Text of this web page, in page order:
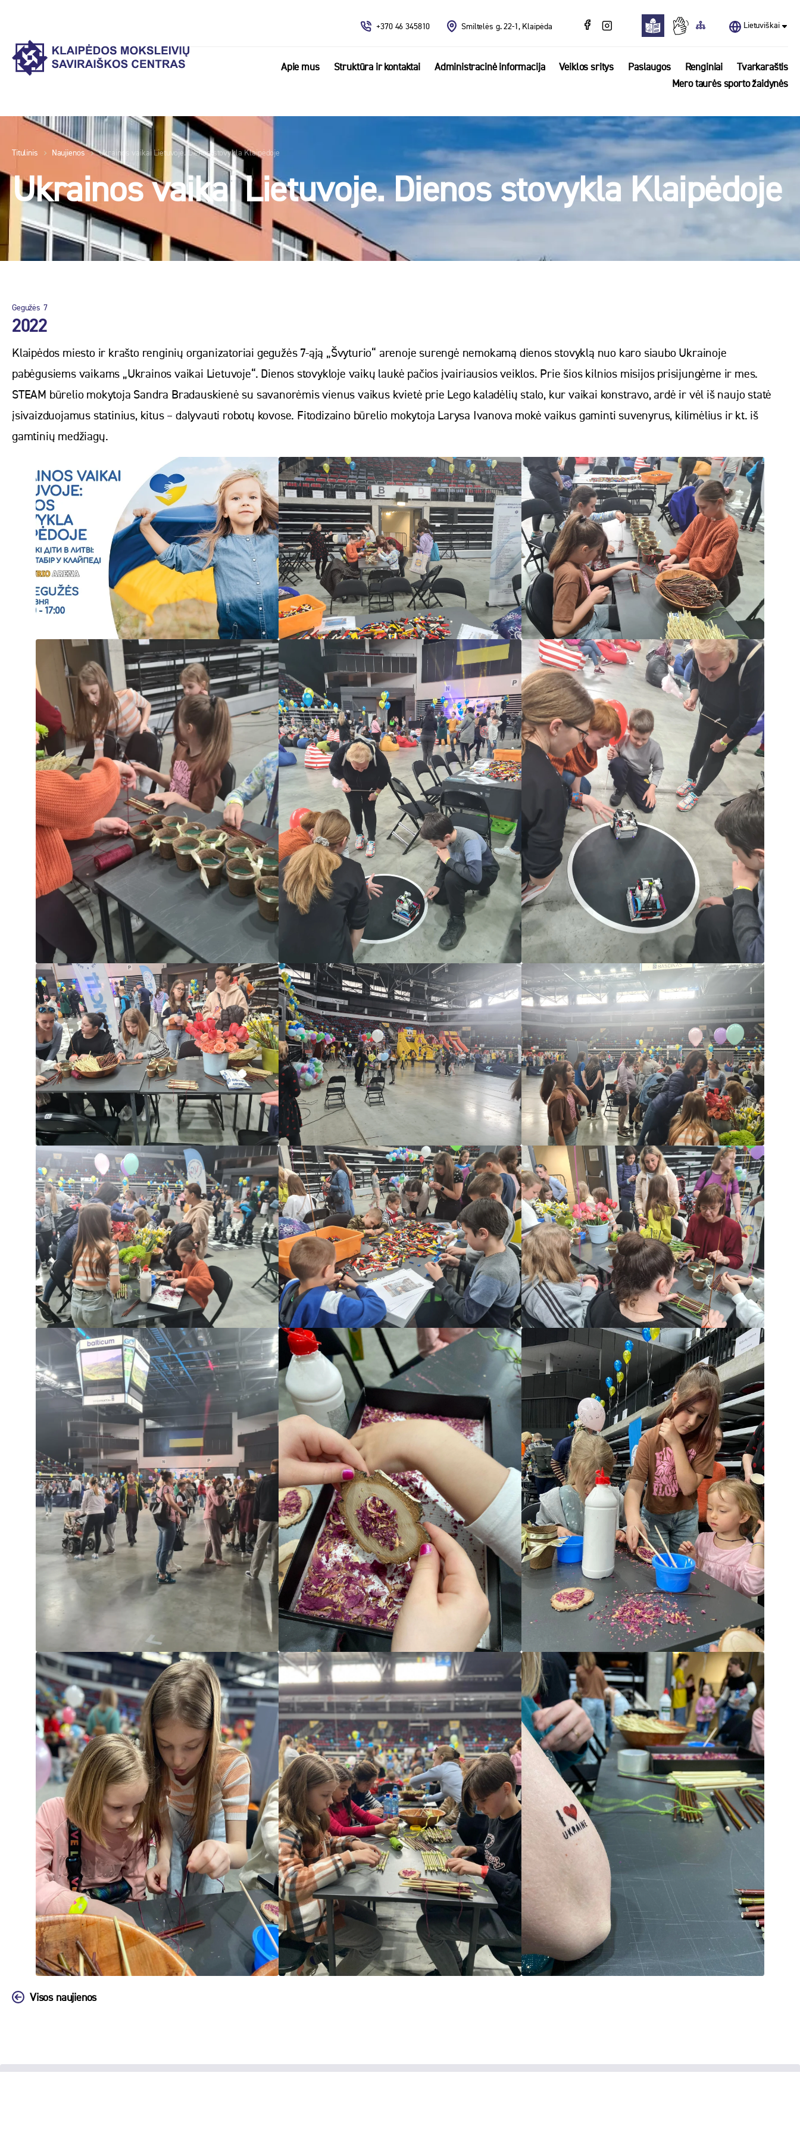
+370 46 345810 Smiltelės g. 22-1, Klaipėda Lietuviškai
Apie mus Struktūra ir kontaktai Administracinė informacija Veiklos sritys Paslaugos Renginiai
Tvarkaraštis
Mero taurės sporto žaidynės
Titulinis Naujienos Ukrainos vaikai Lietuvoje. Dienos stovykla Klaipėdoje
Ukrainos vaikai Lietuvoje. Dienos stovykla Klaipėdoje
Gegužės 7
2022
Klaipėdos miesto ir krašto renginių organizatoriai gegužės 7-ąją „Švyturio“ arenoje surengė nemokamą dienos stovyklą nuo karo siaubo Ukrainoje
pabėgusiems vaikams „Ukrainos vaikai Lietuvoje“. Dienos stovykloje vaikų laukė pačios įvairiausios veiklos. Prie šios kilnios misijos prisijungėme ir mes.
STEAM būrelio mokytoja Sandra Bradauskienė su savanorėmis vienus vaikus kvietė prie Lego kaladėlių stalo, kur vaikai konstravo, ardė ir vėl iš naujo statė
įsivaizduojamus statinius, kitus – dalyvauti robotų kovose. Fitodizaino būrelio mokytoja Larysa Ivanova mokė vaikus gaminti suvenyrus, kilimėlius ir kt. iš
gamtinių medžiagų.
Visos naujienos